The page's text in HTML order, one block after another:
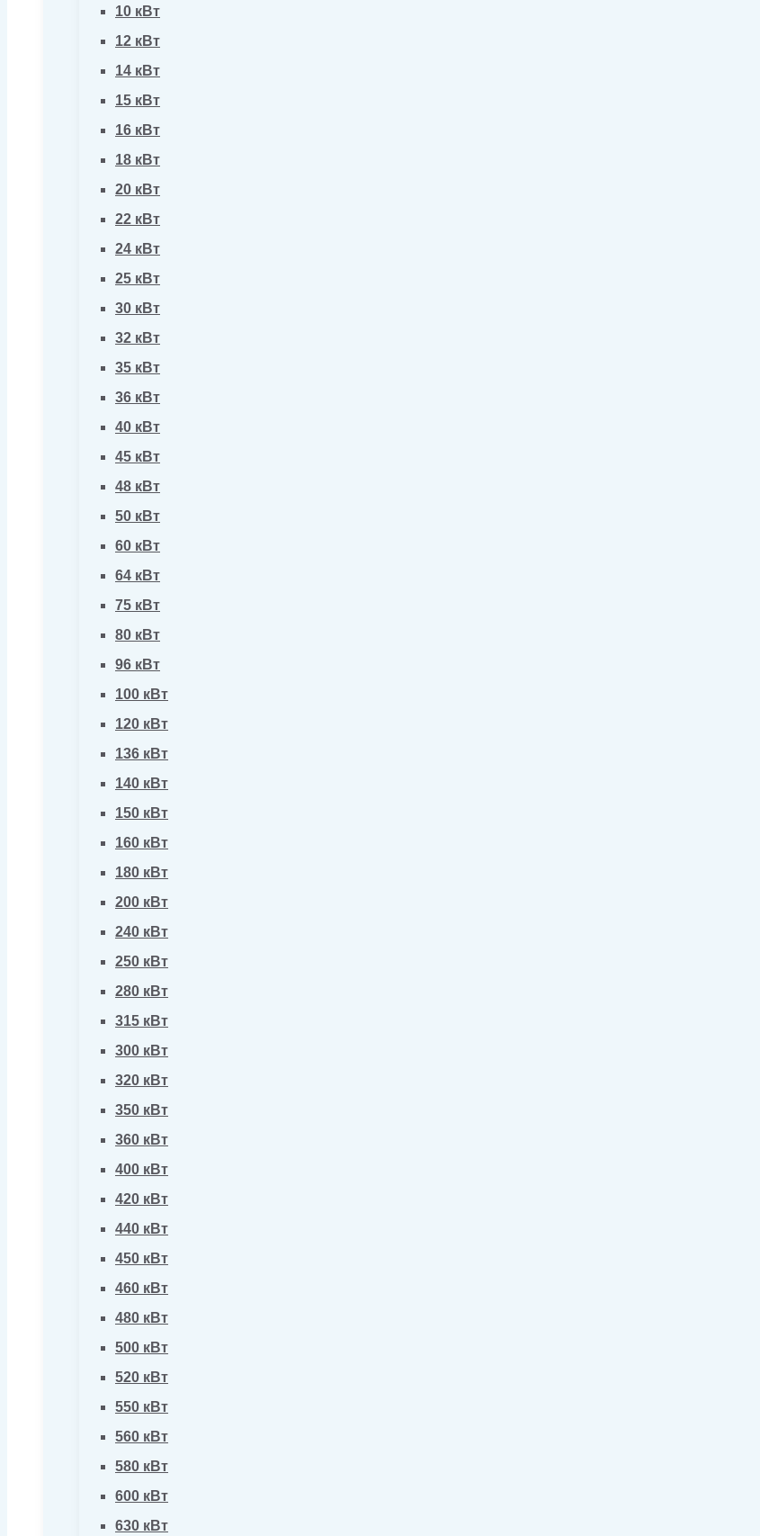
10 кВт
12 кВт
14 кВт
15 кВт
16 кВт
18 кВт
20 кВт
22 кВт
24 кВт
25 кВт
30 кВт
32 кВт
35 кВт
36 кВт
40 кВт
45 кВт
48 кВт
50 кВт
60 кВт
64 кВт
75 кВт
80 кВт
96 кВт
100 кВт
120 кВт
136 кВт
140 кВт
150 кВт
160 кВт
180 кВт
200 кВт
240 кВт
250 кВт
280 кВт
315 кВт
300 кВт
320 кВт
350 кВт
360 кВт
400 кВт
420 кВт
440 кВт
450 кВт
460 кВт
480 кВт
500 кВт
520 кВт
550 кВт
560 кВт
580 кВт
600 кВт
630 кВт